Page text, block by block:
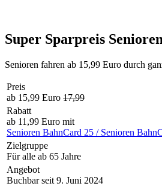
Super Sparpreis Senioren
Senioren fahren ab 15,99 Euro durch
Preis
ab 15,99 Euro 17,99
Rabatt
ab 11,99 Euro mit
Senioren BahnCard 25 / Senioren
Zielgruppe
Für alle ab 65 Jahre
Angebot
Buchbar seit 9. Juni 2024